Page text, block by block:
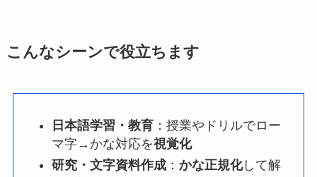
こんなシーンで役立ちます
日本語学習・教育：授業やドリルでロー
マ字→かな対応を視覚化
研究・文字資料作成： かな正規化して解